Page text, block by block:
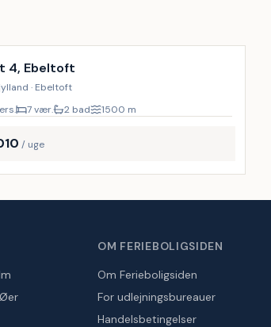
4, Ebeltoft
· Ebeltoft
7 vær. 2 bad 1500 m
/ uge
OM FERIEBOLIGSIDEN
Om Ferieboligsiden
For udlejningsbureauer
Handelsbetingelser